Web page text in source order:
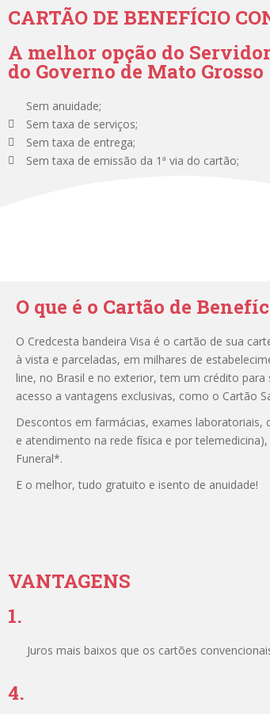
CARTÃO DE BENEFÍCIO
A melhor opção do
do Governo de Mato Grosso
Sem anuidade;
Sem taxa de serviços;
Sem taxa de entrega;
Sem taxa de emissão da 1ª via do cartão;
O que é o Cartão de
O Credcesta bandeira Visa é o cartão de sua
à vista e parceladas, em milhares de
line, no Brasil e no exterior, tem um crédito para
acesso a vantagens exclusivas, como o Cartão
Descontos em farmácias, exames laboratoriais,
e atendimento na rede física e por telemedicina),
Funeral*.
E o melhor, tudo gratuito e isento de anuidade!
VANTAGENS
1.
Juros mais baixos que os cartões
4.